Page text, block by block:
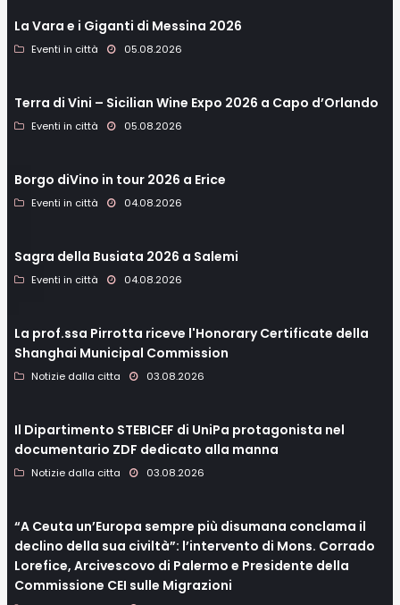
La Vara e i Giganti di Messina 2026
Eventi in città 05.08.2026
Terra di Vini – Sicilian Wine Expo 2026 a Capo d’Orlando
Eventi in città 05.08.2026
Borgo diVino in tour 2026 a Erice
Eventi in città 04.08.2026
Sagra della Busiata 2026 a Salemi
Eventi in città 04.08.2026
La prof.ssa Pirrotta riceve l'Honorary Certificate della
Shanghai Municipal Commission
Notizie dalla citta 03.08.2026
Il Dipartimento STEBICEF di UniPa protagonista nel
documentario ZDF dedicato alla manna
Notizie dalla citta 03.08.2026
“A Ceuta un’Europa sempre più disumana conclama il
declino della sua civiltà”: l’intervento di Mons. Corrado
Lorefice, Arcivescovo di Palermo e Presidente della
Commissione CEI sulle Migrazioni